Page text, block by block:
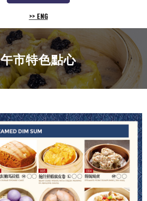
>> ENG
午市特色點心